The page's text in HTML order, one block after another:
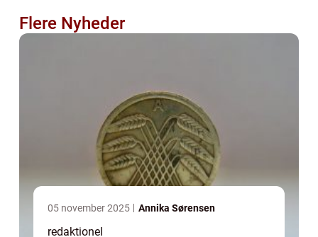
Flere Nyheder
05 november 2025 Annika Sørensen
redaktionel